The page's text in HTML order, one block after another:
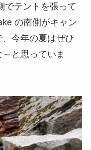
でテントを張って
の南側がキャン
今年の夏はぜひ
と思っていま